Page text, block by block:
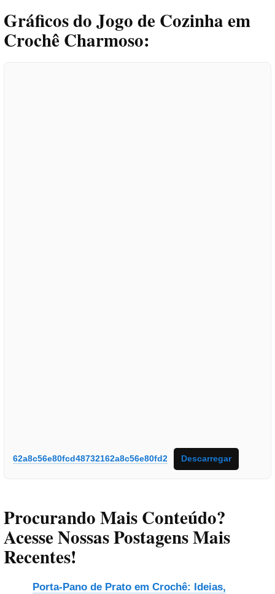
Gráficos do Jogo de Cozinha em
Crochê Charmoso:
62a8c56e80fcd48732162a8c56e80fd2 Descarregar
Procurando Mais Conteúdo?
Acesse Nossas Postagens Mais
Recentes!
Porta-Pano de Prato em Crochê: Ideias,